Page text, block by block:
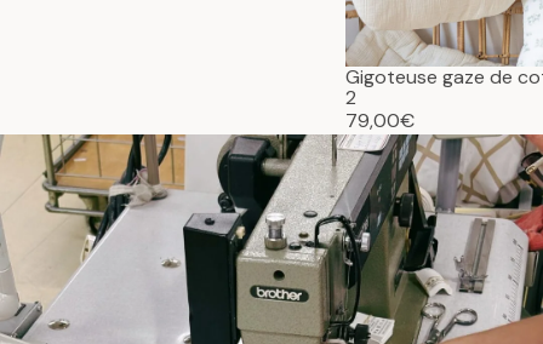
Gigoteuse gaze de
2
79,00€